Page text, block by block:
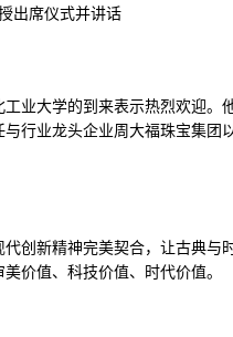
出席仪式并讲话
业大学的到来表示热烈欢迎。
行业龙头企业周大福珠宝集团
创新精神完美契合，让古典与
价值、科技价值、时代价值。